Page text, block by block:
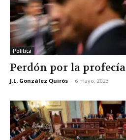
Política
Perdón por la profecía
J.L. González Quirós - 6 mayo, 2023